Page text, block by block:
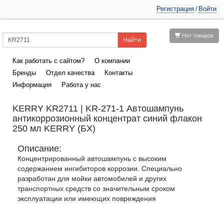
Регистрация / Войти
Нет товаров
Как работать с сайтом?
О компании
Бренды
Отдел качества
Контакты
Информация
Работа у нас
KERRY KR2711 | KR-271-1 Автошампунь
антикоррозионный концентрат синий флакон
250 мл KERRY (БХ)
Описание:
Концентрированный автошампунь с высоким
содержанием ингибиторов коррозии. Специально
разработан для мойки автомобилей и других
транспортных средств со значительным сроком
эксплуатации или имеющих повреждения